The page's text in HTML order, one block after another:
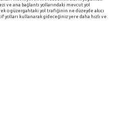
ve ana bağlantı yollarındaki mevcut yol
o güzergahtaki yol trafiğinin ne düzeyde akıcı
kullanarak gideceğiniz yere daha hızlı ve